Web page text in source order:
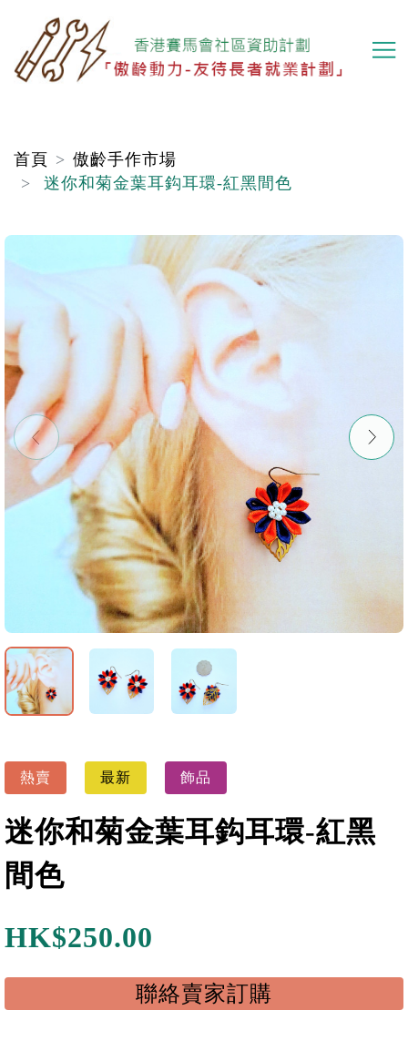
主
內
首頁
傲齡手作市場
迷你和菊金葉耳鈎耳環-紅黑間色
熱賣 最新 飾品
迷你和菊金葉耳鈎耳環-紅黑
間色
HK$250.00
聯絡賣家訂購